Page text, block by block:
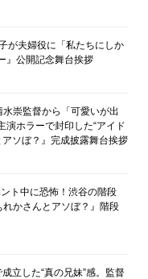
が夫婦役に「私たちにしか
』公開記念舞台挨拶
水崇監督から「可愛いが出
演ホラーで封印した“アイド
ソぼ？』完成披露舞台挨拶
ト中に恐怖！渋谷の階段
れかさんとアソぼ？』階段
立した“真の兄妹”感。監督